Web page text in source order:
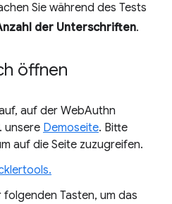
Sie während des Tests
der Unterschriften.
öffnen
auf der WebAuthn
unsere Demoseite. Bitte
auf die Seite zuzugreifen.
folgenden Tasten, um das